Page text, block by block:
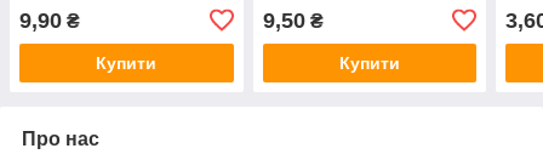
9,90 ₴
Купити
9,50₴
Купити
Про нас